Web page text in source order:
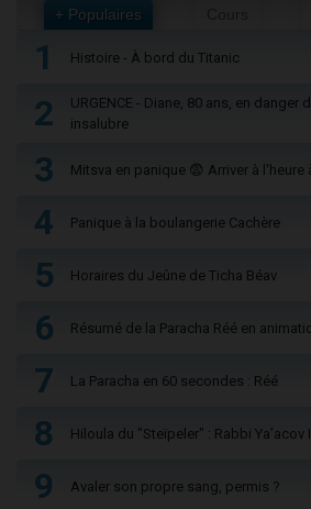
+ Populaires
1 Histoire - À bord du Titanic
2
URGENCE - Diane, 80 ans, en danger
insalubre
3 Mitsva en panique 😨 Arriver à l'heure
4 Panique à la boulangerie Cachère
5 Horaires du Jeûne de Ticha Béav
6 Résumé de la Paracha Réé en
7 La Paracha en 60 secondes : Réé
8 Hiloula du "Steïpeler" : Rabbi Ya’acov
9 Avaler son propre sang, permis ?